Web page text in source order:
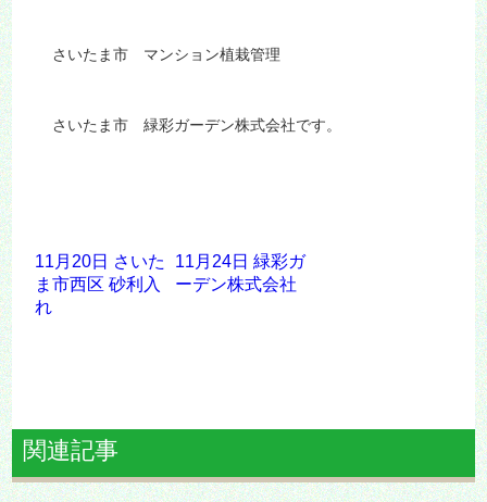
さいたま市 マンション植栽管理
さいたま市 緑彩ガーデン株式会社です。
11月20日 さいた
ま市西区 砂利入
れ
11月24日 緑彩ガ
ーデン株式会社
関連記事